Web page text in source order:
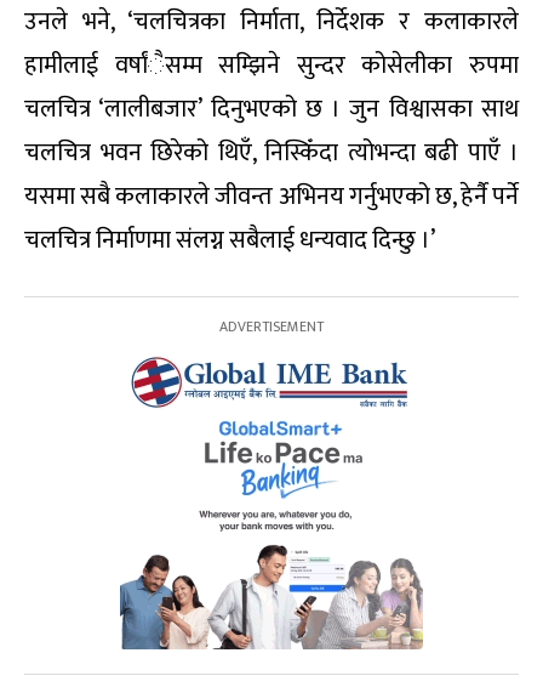
उनले भने, ‘चलचित्रका निर्माता, निर्देशक र कलाकारले
हामीलाई वर्षांैसम्म सम्झिने सुन्दर कोसेलीका रुपमा
चलचित्र ‘लालीबजार’ दिनुभएको छ । जुन विश्वासका साथ
चलचित्र भवन छिरेको थिएँ, निस्किँदा त्योभन्दा बढी पाएँ ।
यसमा सबै कलाकारले जीवन्त अभिनय गर्नुभएको छ, हेर्नै पर्ने
चलचित्र निर्माणमा संलग्न सबैलाई धन्यवाद दिन्छु ।’